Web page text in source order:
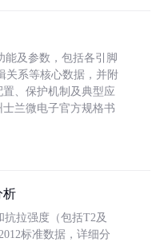
能及参数，包括各引脚
关系等核心数据，并附
、保护机制及典型应
兰微电子官方规格书
析
拉强度（包括T2及
标准数据，详细分